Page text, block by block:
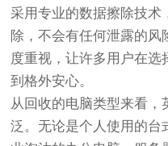
采用专业的数据擦除技
除，不会有任何泄露的
度重视，让许多用户在
到格外安心。
从回收的电脑类型来看，
泛。无论是个人使用的台